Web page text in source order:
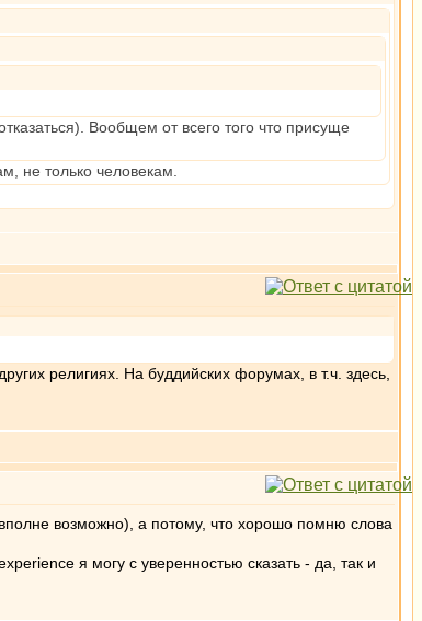
Вообщем от всего того что присуще
не только человекам.
религиях. На буддийских форумах, в т.ч. здесь,
вполне возможно), а потому, что хорошо помню слова
я могу с уверенностью сказать - да, так и